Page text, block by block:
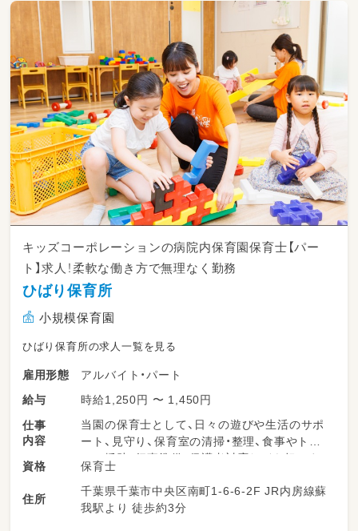
キッズコーポレーションの病院内保育園保育士【パー
ト】求人！柔軟な働き方で無理なく勤務
ひばり保育所
小規模保育園
ひばり保育所の求人一覧を見る
雇用形態
アルバイト・パート
給与
時給1,250円 〜 1,450円
仕事
内容
当園の保育士として、日々の遊びや生活のサポ
ート、見守り、保育室の清掃・整理、食事やトイ
レの援助、行事準備、保護者対応などを担いま
す。柔軟な保育環境の中で、子どもたち一人ひ
とりにしっかり向き合える時間が多くありま
す。勤務日数や時間は相談可能で、ライフスタ
資格 保育士
住所
千葉県千葉市中央区南町1-6-6-2F JR内房線蘇
我駅より 徒歩約3分